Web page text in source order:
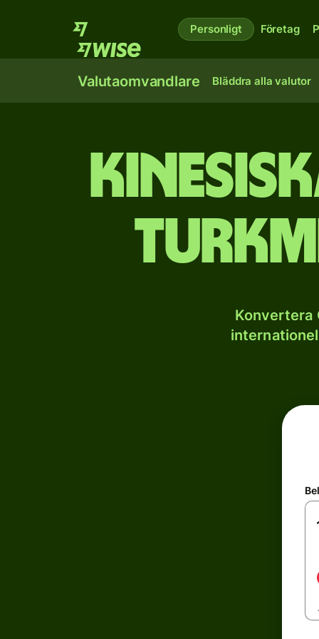
Personligt Företag
Valutaomvandlare Bläddra alla valutor
Konvertera